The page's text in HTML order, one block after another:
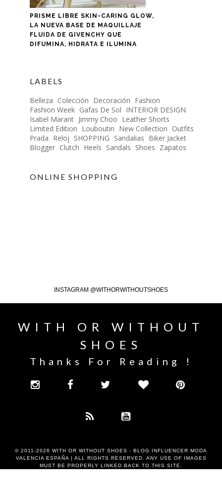
PRISME LIBRE SKIN-CARING GLOW,
LA NUEVA BASE DE MAQUILLAJE
FLUIDA DE GIVENCHY QUE
DIFUMINA, HIDRATA E ILUMINA
LABELS
Belleza Colección Decoración Fashion
Fashion Week Gafas De Sol INTERIOR DESIGN
Isabel Marant Jimmy Choo Leather Shorts
Limited Edition Louboutin New Collection Outfits
Prada Reloj SHOPPING Sandalias Biker Jacket
Blogger Clutch Heels Sandals Shoes Zapatos
ONLINE SHOPPING
INSTAGRAM @WITHORWITHOUTSHOES
WITH OR WITHOUT
SHOES
Thanks For Reading !
© 2011-2026 WITH OR WITHOUT SHOES - BLOG INFLUENCER MODA
VALENCIA ESPAÑA | ALL RIGHTS RESERVED. ANY USE OF IMAGES
MUST BE PROPERLY LINKED BACK TO THIS SITE.